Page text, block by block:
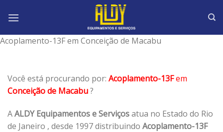
Acoplamento-13F em Conceição de Macabu
Você está procurando por: Acoplamento-13Fem
Conceição de Macabu?
AALDY Equipamentos e Serviçosatua no Estado do Rio
de Janeiro , desde 1997 distribuindo Acoplamento-13F